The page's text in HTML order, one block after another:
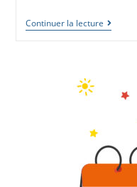
Continuer la lecture